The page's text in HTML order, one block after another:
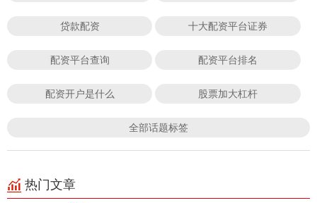
贷款配资 十大配资平台证券
配资平台查询 配资平台排名
配资开户是什么 股票加大杠杆
全部话题标签
热门文章